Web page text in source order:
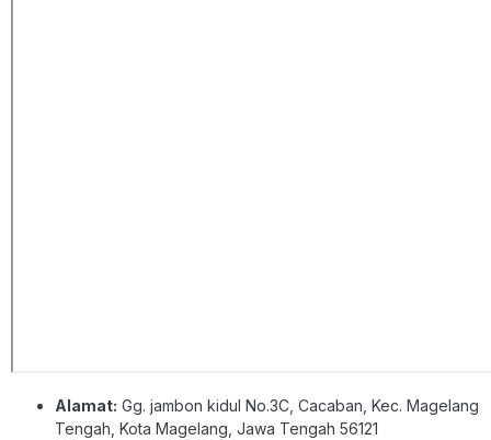
Alamat: Gg. jambon kidul No.3C, Cacaban, Kec. Magelang
Tengah, Kota Magelang, Jawa Tengah 56121